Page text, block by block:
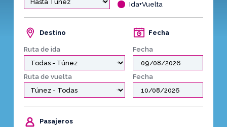
Ida+Vuelta
Destino
Ruta de ida
Fecha
Fecha
Ruta de vuelta Fecha
Pasajeros